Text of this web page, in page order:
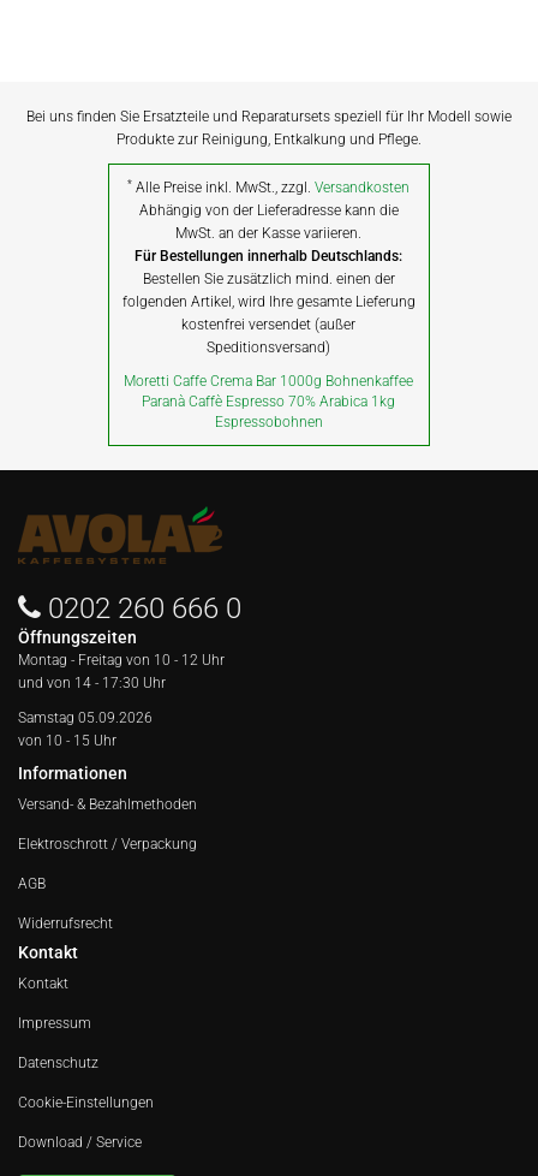
Bei uns finden Sie Ersatzteile und Reparatursets speziell für Ihr Modell sowie
Produkte zur Reinigung, Entkalkung und Pflege.
* Alle Preise inkl. MwSt., zzgl.Versandkosten
Abhängig von der Lieferadresse kann die
MwSt. an der Kasse variieren.
Für Bestellungen innerhalb Deutschlands:
Bestellen Sie zusätzlich mind. einen der
folgenden Artikel, wird Ihre gesamte Lieferung
kostenfrei versendet (außer
Speditionsversand)
Moretti Caffe Crema Bar 1000g Bohnenkaffee
Paranà Caffè Espresso 70% Arabica 1kg
Espressobohnen
0202 260 666 0
Öffnungszeiten
Montag - Freitag von 10 - 12 Uhr
und von 14 - 17:30 Uhr
Samstag 05.09.2026
von 10 - 15 Uhr
Informationen
Versand- & Bezahlmethoden
Elektroschrott / Verpackung
AGB
Widerrufsrecht
Kontakt
Kontakt
Impressum
Datenschutz
Cookie-Einstellungen
Download / Service